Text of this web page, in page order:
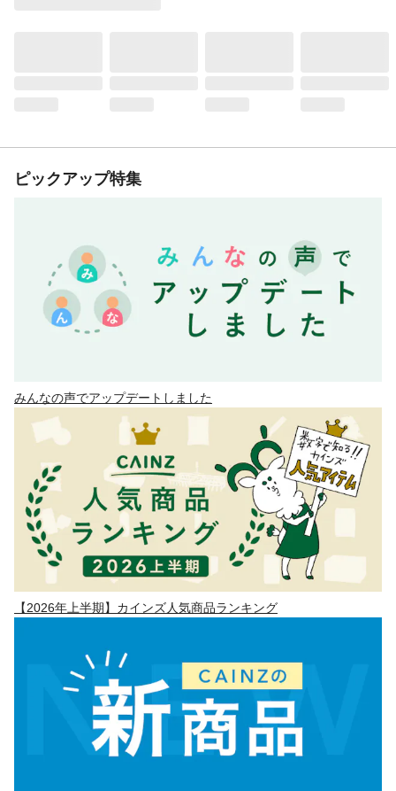
ピックアップ特集
みんなの声でアップデートしました
【2026年上半期】カインズ人気商品ランキング